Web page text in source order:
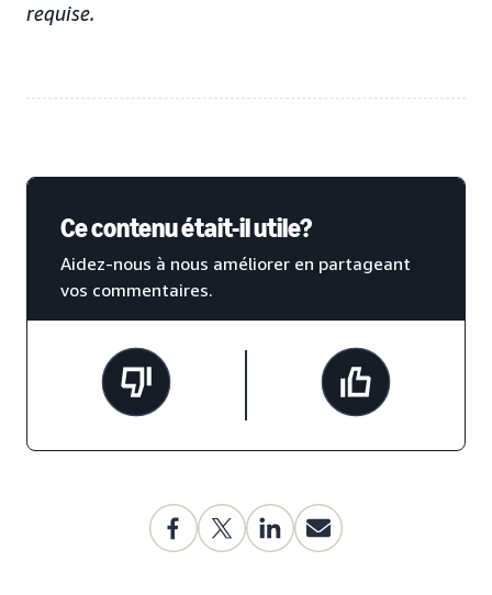
requise.
Ce contenu était-il utile?
Aidez-nous à nous améliorer en partageant
vos commentaires.